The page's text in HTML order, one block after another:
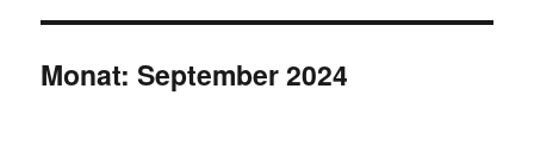
Monat:September 2024